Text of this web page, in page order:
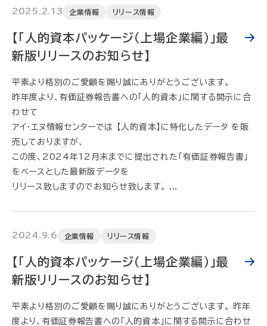
2025.2.13 企業情報 リリース情報
【「人的資本パッケージ（上場企業編）」最
新版リリースのお知らせ】
平素より格別のご愛顧を賜り誠にありがとうございます。
昨年度より、有価証券報告書への「人的資本」に関する開示に合
わせて
アイ・エヌ情報センターでは 【人的資本】に特化したデータ を販
売しておりますが、
この度、2024年12月末までに提出された「有価証券報告書」
をベースとした最新版データを
リリース致しますのでお知らせ致します。 ...
2024.9.6 企業情報 リリース情報
【「人的資本パッケージ（上場企業編）」最
新版リリースのお知らせ】
平素より格別のご愛顧を賜り誠にありがとうございます。 昨年
度より、有価証券報告書への「人的資本」に関する開示に合わせ